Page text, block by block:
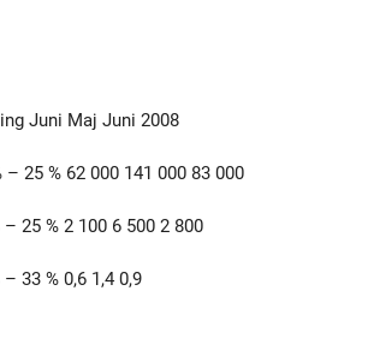
Juni Maj Juni 2008
– 25 % 62 000 141 000 83 000
25 % 2 100 6 500 2 800
33 % 0,6 1,4 0,9